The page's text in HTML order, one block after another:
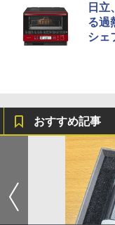
日立
る過
シェ
おすすめ記事